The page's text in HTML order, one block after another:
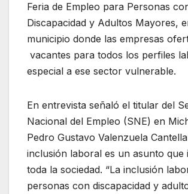
Feria de Empleo para Personas
Discapacidad y Adultos Mayores,
municipio donde las empresas
vacantes para todos los perfiles
especial a ese sector vulnerable.
En entrevista señaló el titular del
Nacional del Empleo (SNE) en
Pedro Gustavo Valenzuela
inclusión laboral es un asunto que
toda la sociedad. “La inclusión
personas con discapacidad y